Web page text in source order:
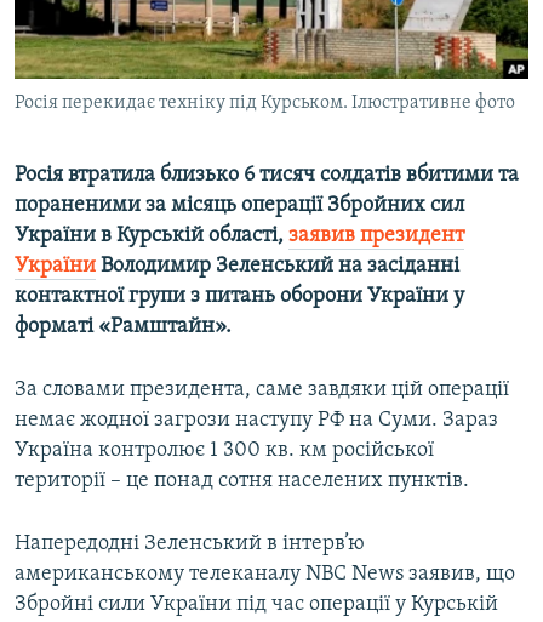
ВІДЕОУРОКИ «ELIFBE»
СВІДЧЕННЯ ОКУПАЦІЇ
УКРАЇНСЬКА ПРОБЛЕМА КРИМУ
Русский
Qırımtatar
Усі сайти RFE/RL
Росія перекидає техніку під Курськом. Ілюстративне фото
Росія втратила близько 6 тисяч солдатів вбитими та
пораненими за місяць операції Збройних сил
України в Курській області, заявив президент
України Володимир Зеленський на засіданні
контактної групи з питань оборони України у
форматі «Рамштайн».
За словами президента, саме завдяки цій операції
немає жодної загрози наступу РФ на Суми. Зараз
Україна контролює 1 300 кв. км російської
території – це понад сотня населених пунктів.
Напередодні Зеленський в інтерв’ю
американському телеканалу NBC News заявив, що
Збройні сили України під час операції у Курській